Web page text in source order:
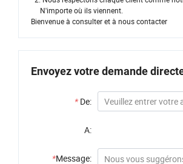
N'importe où ils viennent.
Bienvenue à consulter et à nous contacter
Envoyez votre demande
* De:
A:
*Message: